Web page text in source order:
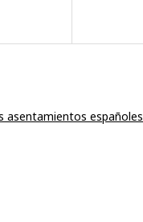
asentamientos españoles